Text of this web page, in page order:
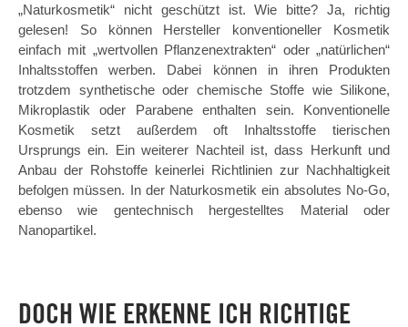
„Naturkosmetik“ nicht geschützt ist. Wie bitte? Ja, richtig
gelesen! So können Hersteller konventioneller Kosmetik
einfach mit „wertvollen Pflanzenextrakten“ oder „natürlichen“
Inhaltsstoffen werben. Dabei können in ihren Produkten
trotzdem synthetische oder chemische Stoffe wie Silikone,
Mikroplastik oder Parabene enthalten sein. Konventionelle
Kosmetik setzt außerdem oft Inhaltsstoffe tierischen
Ursprungs ein. Ein weiterer Nachteil ist, dass Herkunft und
Anbau der Rohstoffe keinerlei Richtlinien zur Nachhaltigkeit
befolgen müssen. In der Naturkosmetik ein absolutes No-Go,
ebenso wie gentechnisch hergestelltes Material oder
Nanopartikel.
DOCH WIE ERKENNE ICH RICHTIGE